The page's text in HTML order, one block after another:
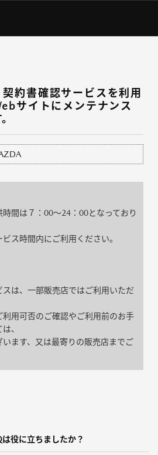
契約書確認サービスを利用
サイトにメンテナンス
間は７：00～24：00となっており
ス時間内にご利用ください。
は、一部販売店ではご利用いただ
利用可否のご確認やご利用前のお手
、
います、又は最寄りの販売店までご
は役に立ちましたか？